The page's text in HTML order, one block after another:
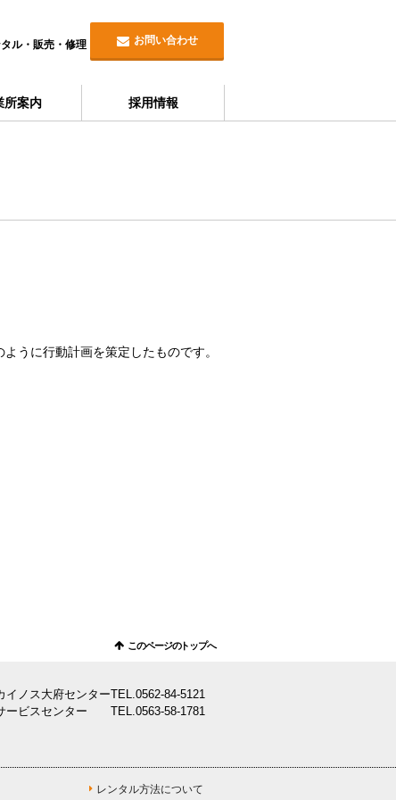
ル・販売・修理 お問い合わせ
所案内 採用情報
うに行動計画を策定したものです。
このページのトップへ
イノス大府センターTEL.0562-84-5121
ービスセンター
TEL.0563-58-1781
レンタル方法について